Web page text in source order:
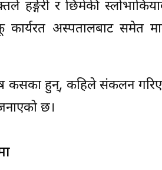
हङ्गेरी र छिमेकी
अस्पतालबाट समेत
कसका हुन्, कहिले संकलन
छ।